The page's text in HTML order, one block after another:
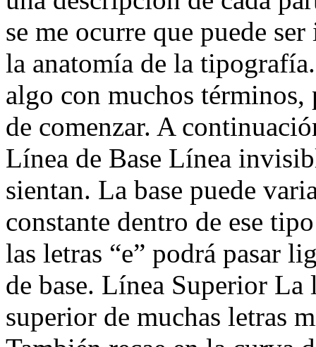
se me ocurre que puede
la anatomía de la
algo con muchos términos,
de comenzar. A
Línea de Base Línea
sientan. La base puede
constante dentro de ese
las letras “e” podrá pasar
de base. Línea Superior La
superior de muchas letras